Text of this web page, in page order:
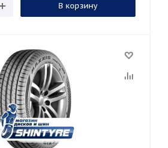
В корзину